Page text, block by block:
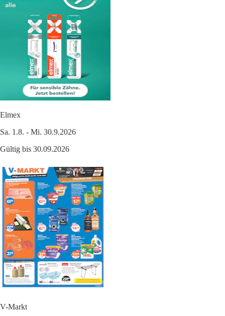
Elmex
Sa. 1.8. - Mi. 30.9.2026
Gültig bis 30.09.2026
V-Markt